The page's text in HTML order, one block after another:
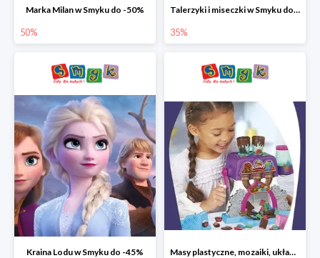
Marka Milan w Smyku do -50%
50%
Talerzyki i miseczki w Smyku do -35%
35%
Kraina Lodu w Smyku do -45% Masy plastyczne, mozaiki, układanki do -45%